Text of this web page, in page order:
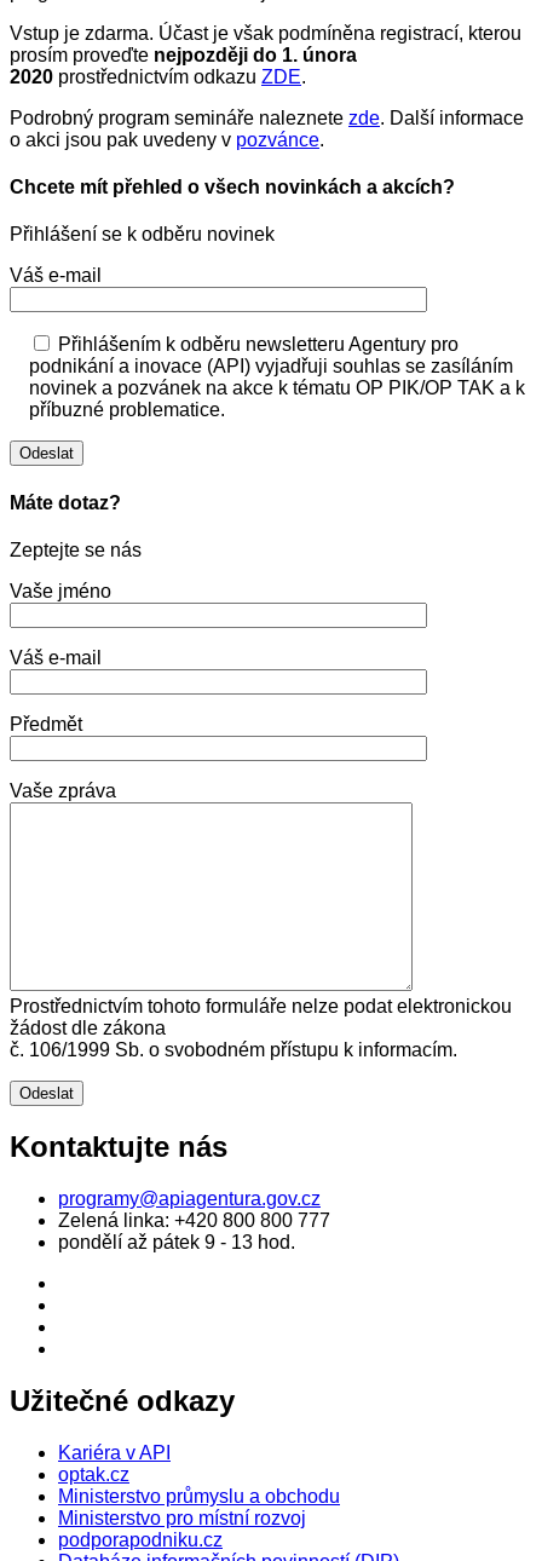
Vstup je zdarma. Účast je však podmíněna registrací, kterou
prosím proveďte nejpozději do 1. února
2020 prostřednictvím odkazu ZDE.
Podrobný program semináře naleznete zde. Další informace
o akci jsou pak uvedeny v pozvánce.
Chcete mít přehled o všech novinkách a akcích?
Přihlášení se k odběru novinek
Váš e-mail
Přihlášením k odběru newsletteru Agentury pro
podnikání a inovace (API) vyjadřuji souhlas se zasíláním
novinek a pozvánek na akce k tématu OP PIK/OP TAK a k
příbuzné problematice.
Máte dotaz?
Zeptejte se nás
Vaše jméno
Váš e-mail
Předmět
Vaše zpráva
Prostřednictvím tohoto formuláře nelze podat elektronickou
žádost dle zákona
č. 106/1999 Sb. o svobodném přístupu k informacím.
Kontaktujte nás
programy@apiagentura.gov.cz
Zelená linka: +420 800 800 777
pondělí až pátek 9 - 13 hod.
Užitečné odkazy
Kariéra v API
optak.cz
Ministerstvo průmyslu a obchodu
Ministerstvo pro místní rozvoj
podporapodniku.cz